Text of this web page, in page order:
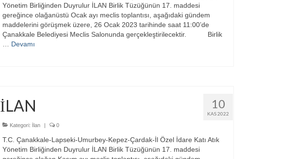
Yönetim Birliğinden Duyrulur İLAN Birlik Tüzüğünün 17. maddesi
gereğince olağanüstü Ocak ayı meclis toplantısı, aşağıdaki gündem
maddelerini görüşmek üzere, 26 Ocak 2023 tarihinde saat 11:00’de
Çanakkale Belediyesi Meclis Salonunda gerçekleştirilecektir. Birlik
Devamı
10
KAS 2022
İLAN
Kategori: İlan | 0
T.C. Çanakkale-Lapseki-Umurbey-Kepez-Çardak-İl Özel İdare Katı Atık
Yönetim Birliğinden Duyrulur İLAN Birlik Tüzüğünün 17. maddesi